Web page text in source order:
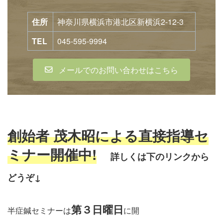
住所 神奈川県横浜市港北区新横浜2-12-3
TEL 045-595-9994
メールでのお問い合わせはこちら
創始者 茂木昭による直接指導セ
ミナー開催中!
詳しくは下のリンクから
どうぞ↓
半症鍼セミナーは第３日曜日に開